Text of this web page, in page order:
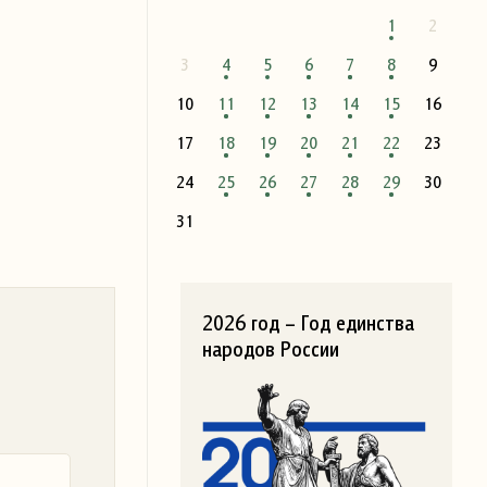
1
2
3
4 5 6 7 8
9
10
11 12 13 14 15
16
17
18 19 20 21 22
23
24
25 26 27 28 29
30
31
2026 год – Год единства
народов России